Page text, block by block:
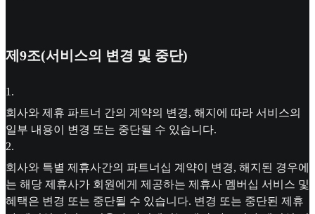
제9조(서비스의 변경 및 중단)
1 .
회사와 제휴 파트너 간의 계약의 변경, 해지에 따라 서비스의
일부 내용이 변경 또는 중단될 수 있습니다.
2.
회사와 특별 제휴사간의 파트너십 계약이 변경, 해지된 경우에
는 해당 제휴사가 회원에게 제공하는 제휴사 멤버십 서비스 및
혜택은 변경 또는 중단될 수 있습니다. 변경 또는 중단된 제휴